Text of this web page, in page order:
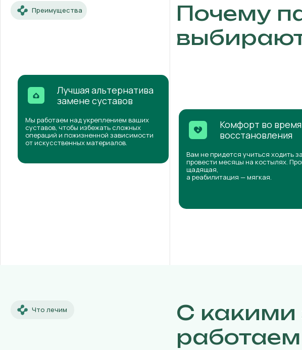
Преимущества
Почему
Лучшая альтернатива
замене суставов
Мы работаем над укреплением ваших
суставов, чтобы избежать сложных
операций и пожизненной зависимости
от искусственных материалов.
Комфорт во время
восстановления
Вам не придется учиться ходить
провести месяцы на костылях.
щадящая,
а реабилитация — мягкая.
Что лечим
С какими
работаем